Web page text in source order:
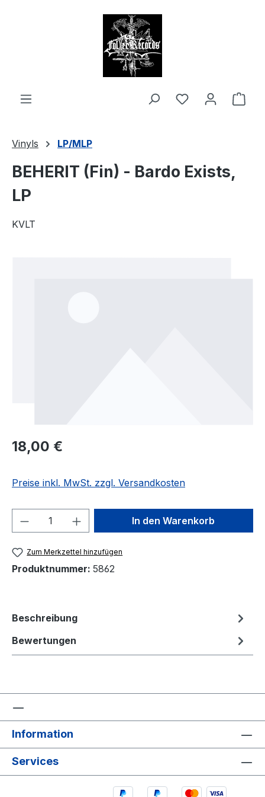
Vinyls LP/MLP
BEHERIT (Fin) - Bardo Exists,
LP
KVLT
Regulärer Preis:
18,00 €
Preise inkl. MwSt. zzgl. Versandkosten
Produkt Anzahl: Gib denIn den Warenkorb
Zum Merkzettel hinzufügen
Produktnummer: 5862
Beschreibung
Bewertungen
Information
Services